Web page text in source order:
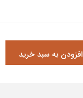
افزودن به سبد خرید